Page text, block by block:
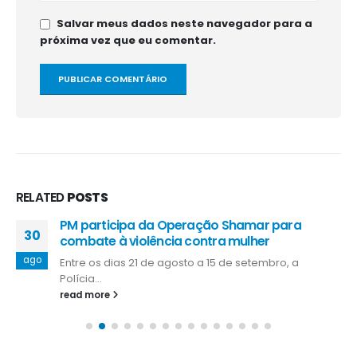
Salvar meus dados neste navegador para a
próxima vez que eu comentar.
RELATEDPOSTS
30
ago
PM participa da Operação Shamar para
combate à violência contra mulher
Entre os dias 21 de agosto a 15 de setembro, a
Polícia...
read more